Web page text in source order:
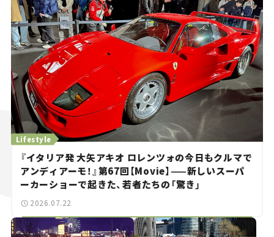
Lifestyle
『イタリア発 大矢アキオ ロレンツォの今日もクルマで
アンディアーモ！』第67回【Movie】——新しいスーパ
ーカーショーで起きた、若者たちの「驚き」
2026.07.22